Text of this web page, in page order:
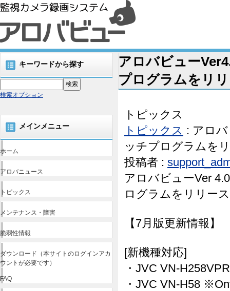
キーワードから探す
検索オプション
メインメニュー
ホーム
アロバニュース
トピックス
メンテナンス・障害
脆弱性情報
ダウンロード（本サイトのログインアカ
ウントが必要です）
FAQ
アロバビュー
プログラムをリ
トピックス
トピックス : アロ
ッチプログラムを
投稿者 :
アロバビューVer
ログラムをリリー
【7月版更新情報】
[新機種対応]
・JVC VN-
・JVC VN-H58